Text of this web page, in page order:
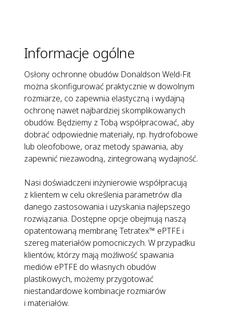
Informacje ogólne
Osłony ochronne obudów Donaldson Weld-Fit
można skonfigurować praktycznie w dowolnym
rozmiarze, co zapewnia elastyczną i wydajną
ochronę nawet najbardziej skomplikowanych
obudów. Będziemy z Tobą współpracować, aby
dobrać odpowiednie materiały, np. hydrofobowe
lub oleofobowe, oraz metody spawania, aby
zapewnić niezawodną, zintegrowaną wydajność.
Nasi doświadczeni inżynierowie współpracują
z klientem w celu określenia parametrów dla
danego zastosowania i uzyskania najlepszego
rozwiązania. Dostępne opcje obejmują naszą
opatentowaną membranę Tetratex™ ePTFE i
szereg materiałów pomocniczych. W przypadku
klientów, którzy mają możliwość spawania
mediów ePTFE do własnych obudów
plastikowych, możemy przygotować
niestandardowe kombinacje rozmiarów
i materiałów.